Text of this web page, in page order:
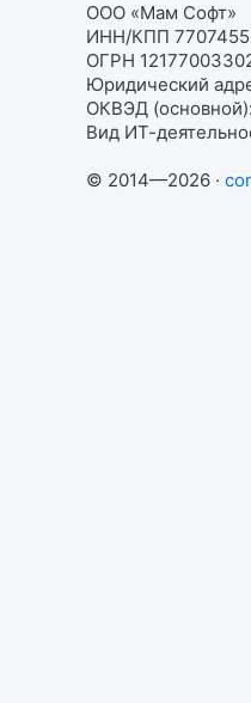
ООО «Мам Софт»
ИНН/КПП
ОГРН
Юридический
ОКВЭД
Вид ИТ-
© 2014—2026 ·